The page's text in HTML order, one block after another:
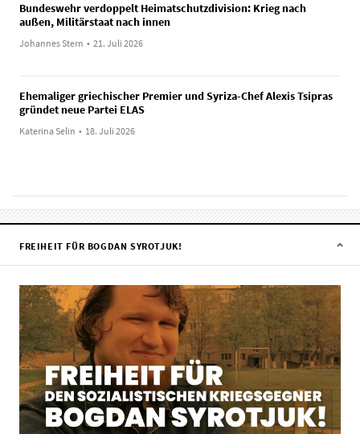
Bundeswehr verdoppelt Heimatschutzdivision: Krieg nach
außen, Militärstaat nach innen
Johannes Stern • 21. Juli 2026
Ehemaliger griechischer Premier und Syriza-Chef Alexis Tsipras
gründet neue Partei ELAS
Katerina Selin • 18. Juli 2026
FREIHEIT FÜR BOGDAN SYROTJUK!